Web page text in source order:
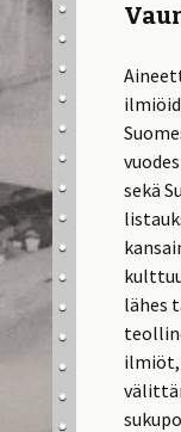
sekä
lähes
ilmiöt,